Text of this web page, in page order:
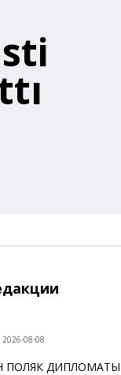
2026-08-08
ПОЛЯК ДИПЛОМАТЫ